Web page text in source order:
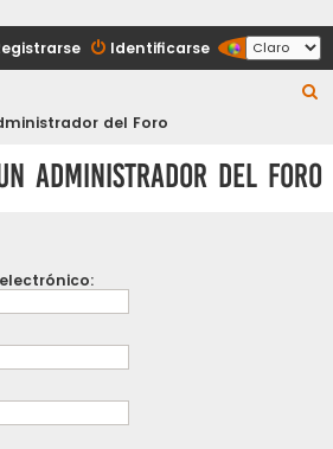
Identificarse
del Foro
c
Administrador del Foro